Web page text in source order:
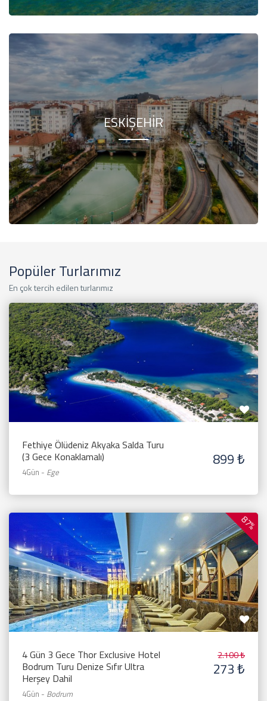
ESKIŞEHIR
Popüler Turlarımız
En çok tercih edilen turlarımız
Fethiye Ölüdeniz Akyaka Salda Turu
(3 Gece Konaklamalı)
4Gün - Ege
899 ₺
87%
4 Gün 3 Gece Thor Exclusive Hotel
Bodrum Turu Denize Sıfır Ultra
Herşey Dahil
4Gün - Bodrum
2.100 ₺
273 ₺